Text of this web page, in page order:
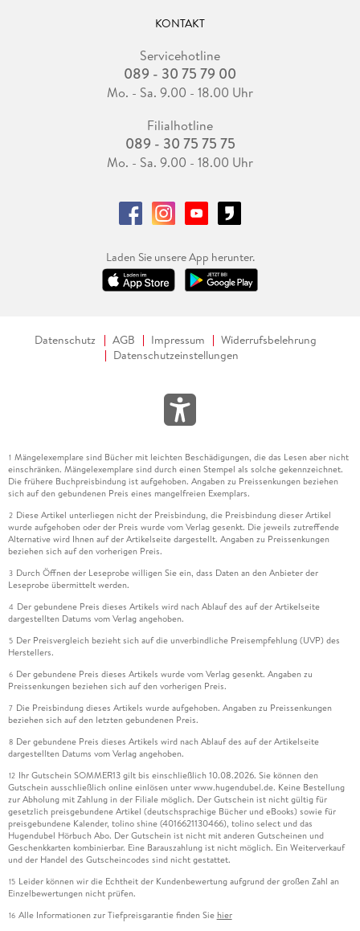
KONTAKT
Servicehotline
089 - 30 75 79 00
Mo. - Sa. 9.00 - 18.00 Uhr
Filialhotline
089 - 30 75 75 75
Mo. - Sa. 9.00 - 18.00 Uhr
Laden Sie unsere App herunter.
Datenschutz AGB Impressum
Widerrufsbelehrung
Datenschutzeinstellungen
1 Mängelexemplare sind Bücher mit leichten Beschädigungen, die das Lesen aber nicht
einschränken. Mängelexemplare sind durch einen Stempel als solche gekennzeichnet.
Die frühere Buchpreisbindung ist aufgehoben. Angaben zu Preissenkungen beziehen
sich auf den gebundenen Preis eines mangelfreien Exemplars.
2 Diese Artikel unterliegen nicht der Preisbindung, die Preisbindung dieser Artikel
wurde aufgehoben oder der Preis wurde vom Verlag gesenkt. Die jeweils zutreffende
Alternative wird Ihnen auf der Artikelseite dargestellt. Angaben zu Preissenkungen
beziehen sich auf den vorherigen Preis.
3 Durch Öffnen der Leseprobe willigen Sie ein, dass Daten an den Anbieter der
Leseprobe übermittelt werden.
4 Der gebundene Preis dieses Artikels wird nach Ablauf des auf der Artikelseite
dargestellten Datums vom Verlag angehoben.
5 Der Preisvergleich bezieht sich auf die unverbindliche Preisempfehlung (UVP) des
Herstellers.
6 Der gebundene Preis dieses Artikels wurde vom Verlag gesenkt. Angaben zu
Preissenkungen beziehen sich auf den vorherigen Preis.
7 Die Preisbindung dieses Artikels wurde aufgehoben. Angaben zu Preissenkungen
beziehen sich auf den letzten gebundenen Preis.
8 Der gebundene Preis dieses Artikels wird nach Ablauf des auf der Artikelseite
dargestellten Datums vom Verlag angehoben.
12 Ihr Gutschein SOMMER13 gilt bis einschließlich 10.08.2026. Sie können den
Gutschein ausschließlich online einlösen unter www.hugendubel.de. Keine Bestellung
zur Abholung mit Zahlung in der Filiale möglich. Der Gutschein ist nicht gültig für
gesetzlich preisgebundene Artikel (deutschsprachige Bücher und eBooks) sowie für
preisgebundene Kalender, tolino shine (4016621130466), tolino select und das
Hugendubel Hörbuch Abo. Der Gutschein ist nicht mit anderen Gutscheinen und
Geschenkkarten kombinierbar. Eine Barauszahlung ist nicht möglich. Ein Weiterverkauf
und der Handel des Gutscheincodes sind nicht gestattet.
15 Leider können wir die Echtheit der Kundenbewertung aufgrund der großen Zahl an
Einzelbewertungen nicht prüfen.
16 Alle Informationen zur Tiefpreisgarantie finden Sie hier